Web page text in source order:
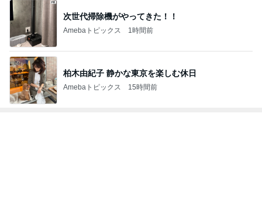
次世代掃除機がやってきた！！
Amebaトピックス 1時間前
柏木由紀子 静かな東京を楽しむ休日
Amebaトピックス 15時間前